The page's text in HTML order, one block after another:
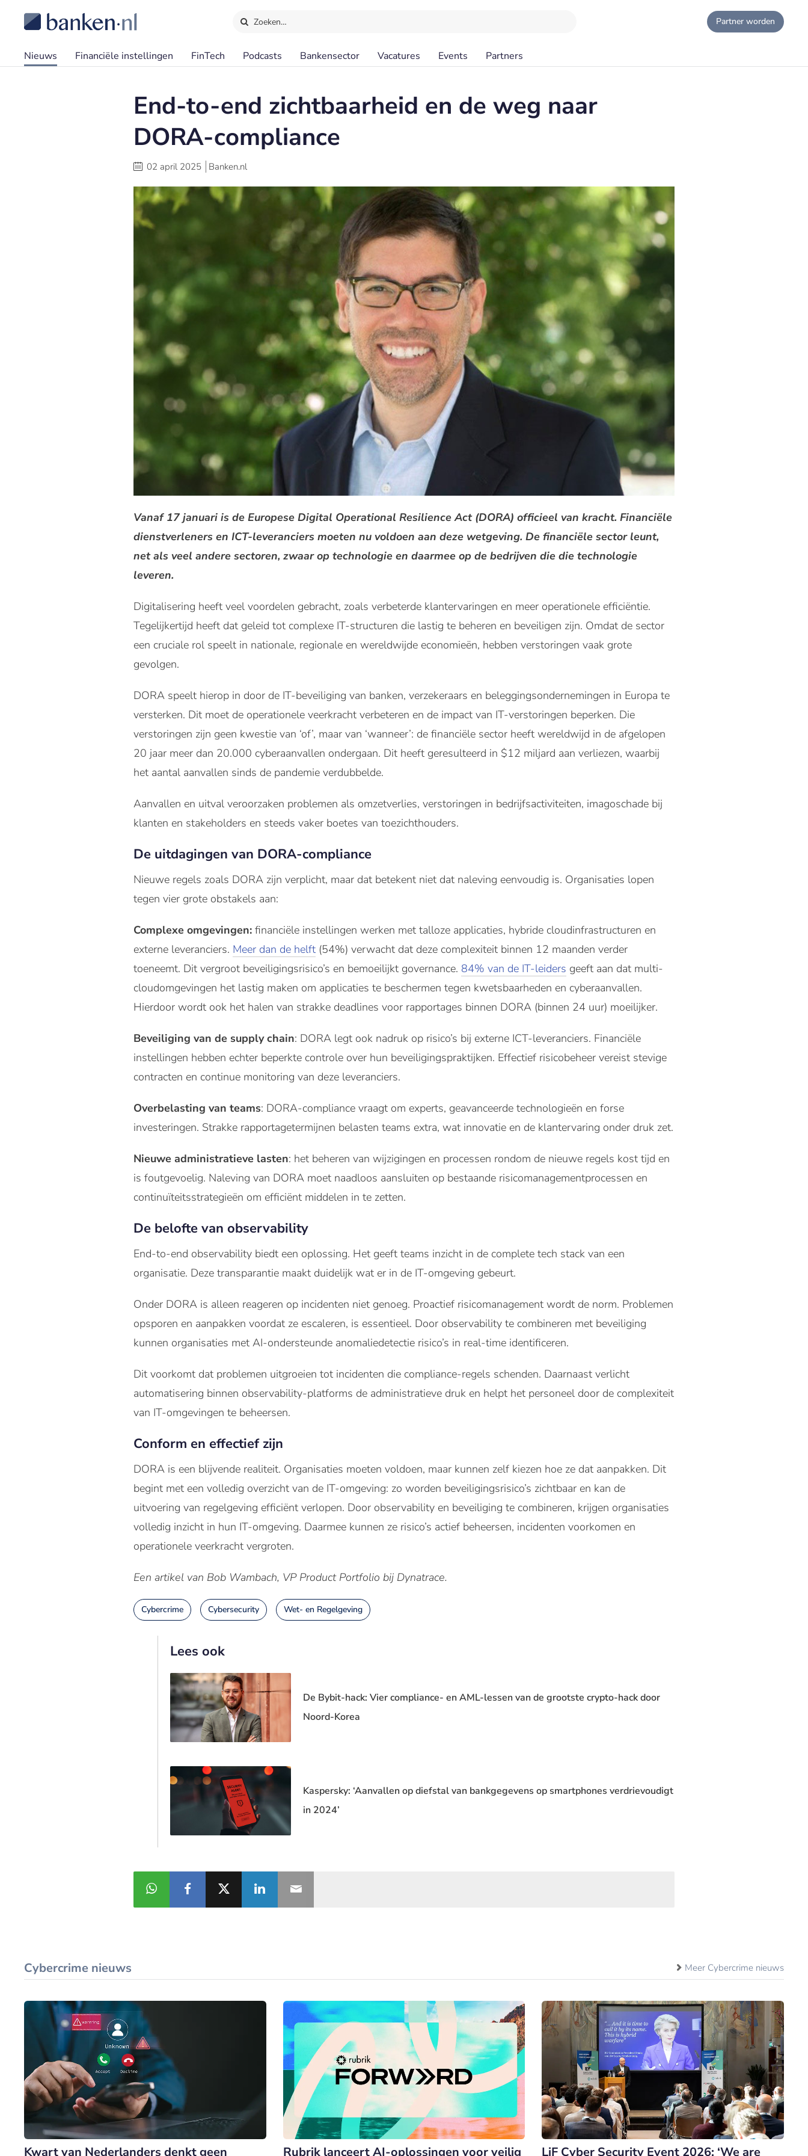
Zoeken… Partner worden
Nieuws Financiële instellingen FinTech Podcasts Bankensector Vacatures Events Partners
End-to-end zichtbaarheid en de weg naar
DORA-compliance
02 april 2025 Banken.nl
Vanaf 17 januari is de Europese Digital Operational Resilience Act (DORA) officieel van kracht. Financiële
dienstverleners en ICT-leveranciers moeten nu voldoen aan deze wetgeving. De financiële sector leunt,
net als veel andere sectoren, zwaar op technologie en daarmee op de bedrijven die die technologie
leveren.
Digitalisering heeft veel voordelen gebracht, zoals verbeterde klantervaringen en meer operationele efficiëntie.
Tegelijkertijd heeft dat geleid tot complexe IT-structuren die lastig te beheren en beveiligen zijn. Omdat de sector
een cruciale rol speelt in nationale, regionale en wereldwijde economieën, hebben verstoringen vaak grote
gevolgen.
DORA speelt hierop in door de IT-beveiliging van banken, verzekeraars en beleggingsondernemingen in Europa te
versterken. Dit moet de operationele veerkracht verbeteren en de impact van IT-verstoringen beperken. Die
verstoringen zijn geen kwestie van ‘of’, maar van ‘wanneer’: de financiële sector heeft wereldwijd in de afgelopen
20 jaar meer dan 20.000 cyberaanvallen ondergaan. Dit heeft geresulteerd in $12 miljard aan verliezen, waarbij
het aantal aanvallen sinds de pandemie verdubbelde.
Aanvallen en uitval veroorzaken problemen als omzetverlies, verstoringen in bedrijfsactiviteiten, imagoschade bij
klanten en stakeholders en steeds vaker boetes van toezichthouders.
De uitdagingen van DORA-compliance
Nieuwe regels zoals DORA zijn verplicht, maar dat betekent niet dat naleving eenvoudig is. Organisaties lopen
tegen vier grote obstakels aan:
Complexe omgevingen: financiële instellingen werken met talloze applicaties, hybride cloudinfrastructuren en
externe leveranciers. Meer dan de helft (54%) verwacht dat deze complexiteit binnen 12 maanden verder
toeneemt. Dit vergroot beveiligingsrisico’s en bemoeilijkt governance. 84% van de IT-leiders geeft aan dat multi-
cloudomgevingen het lastig maken om applicaties te beschermen tegen kwetsbaarheden en cyberaanvallen.
Hierdoor wordt ook het halen van strakke deadlines voor rapportages binnen DORA (binnen 24 uur) moeilijker.
Beveiliging van de supply chain: DORA legt ook nadruk op risico’s bij externe ICT-leveranciers. Financiële
instellingen hebben echter beperkte controle over hun beveiligingspraktijken. Effectief risicobeheer vereist stevige
contracten en continue monitoring van deze leveranciers.
Overbelasting van teams: DORA-compliance vraagt om experts, geavanceerde technologieën en forse
investeringen. Strakke rapportagetermijnen belasten teams extra, wat innovatie en de klantervaring onder druk zet.
Nieuwe administratieve lasten: het beheren van wijzigingen en processen rondom de nieuwe regels kost tijd en
is foutgevoelig. Naleving van DORA moet naadloos aansluiten op bestaande risicomanagementprocessen en
continuïteitsstrategieën om efficiënt middelen in te zetten.
De belofte van observability
End-to-end observability biedt een oplossing. Het geeft teams inzicht in de complete tech stack van een
organisatie. Deze transparantie maakt duidelijk wat er in de IT-omgeving gebeurt.
Onder DORA is alleen reageren op incidenten niet genoeg. Proactief risicomanagement wordt de norm. Problemen
opsporen en aanpakken voordat ze escaleren, is essentieel. Door observability te combineren met beveiliging
kunnen organisaties met AI-ondersteunde anomaliedetectie risico’s in real-time identificeren.
Dit voorkomt dat problemen uitgroeien tot incidenten die compliance-regels schenden. Daarnaast verlicht
automatisering binnen observability-platforms de administratieve druk en helpt het personeel door de complexiteit
van IT-omgevingen te beheersen.
Conform en effectief zijn
DORA is een blijvende realiteit. Organisaties moeten voldoen, maar kunnen zelf kiezen hoe ze dat aanpakken. Dit
begint met een volledig overzicht van de IT-omgeving: zo worden beveiligingsrisico’s zichtbaar en kan de
uitvoering van regelgeving efficiënt verlopen. Door observability en beveiliging te combineren, krijgen organisaties
volledig inzicht in hun IT-omgeving. Daarmee kunnen ze risico’s actief beheersen, incidenten voorkomen en
operationele veerkracht vergroten.
Een artikel van Bob Wambach, VP Product Portfolio bij Dynatrace.
Cybercrime Cybersecurity Wet- en Regelgeving
Lees ook
De Bybit-hack: Vier compliance- en AML-lessen van de grootste crypto-hack door
Noord-Korea
Kaspersky: ‘Aanvallen op diefstal van bankgegevens op smartphones verdrievoudigt
in 2024’
Cybercrime nieuws Meer Cybercrime nieuws
Kwart van Nederlanders denkt geen Rubrik lanceert AI-oplossingen voor veilig LiF Cyber Security Event 2026: ‘We are